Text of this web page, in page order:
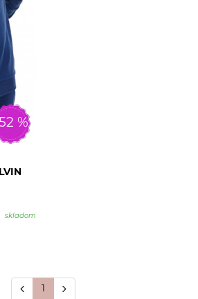
%
skladom
1